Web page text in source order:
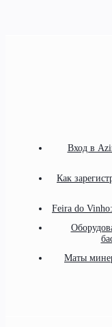
Вход в
Как
Feira do
Маты